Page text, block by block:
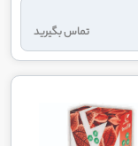
تماس بگیرید